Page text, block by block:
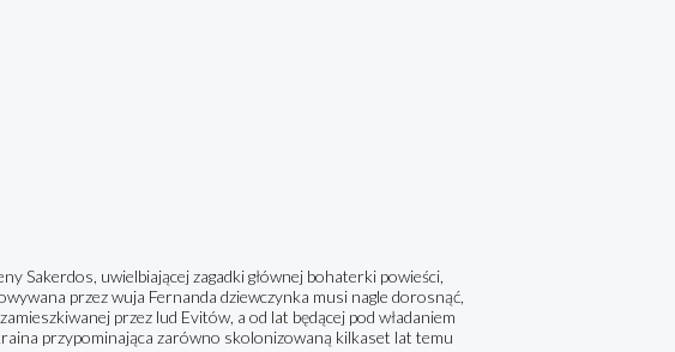
Sakerdos, uwielbiającej zagadki głównej bohaterki powieści,
przez wuja Fernanda dziewczynka musi nagle dorosnąć,
przez lud Evitów, a od lat będącej pod władaniem
przypominająca zarówno skolonizowaną kilkaset lat temu